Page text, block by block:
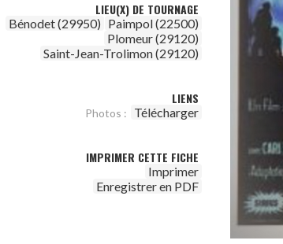
LIEU(X) DE TOURNAGE
Bénodet (29950) Paimpol (22500)
Plomeur (29120)
Saint-Jean-Trolimon (29120)
LIENS
Photos : Télécharger
IMPRIMER CETTE FICHE
Imprimer
Enregistrer en PDF